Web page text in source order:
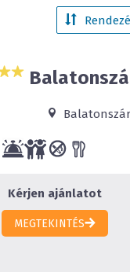
Kérjen ajánlatot
MEGTEKINTÉS